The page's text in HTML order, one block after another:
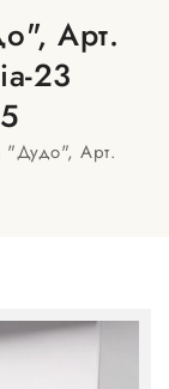
Арт.
23
"Дудо", Арт.